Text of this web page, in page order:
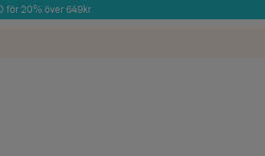
för 20% över 649kr